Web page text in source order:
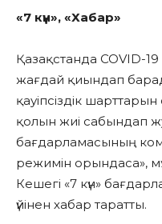
«7 күн», «Хабар»
Қазақстанда COVID-
жағдай қиындап
қауіпсіздік
қолын жиі сабындап
бағдарламасының
режимін орындаса»,
Кешегі «7 күн»
үйінен хабар таратты.